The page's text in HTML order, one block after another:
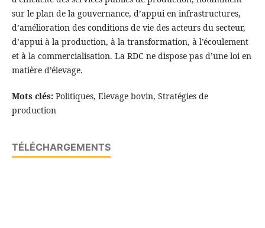
sur le plan de la gouvernance, d’appui en infrastructures,
d’amélioration des conditions de vie des acteurs du secteur,
d’appui à la production, à la transformation, à l’écoulement
et à la commercialisation. La RDC ne dispose pas d’une loi en
matière d’élevage.
Mots clés:Politiques, Elevage bovin, Stratégies de
production
TÉLÉCHARGEMENTS